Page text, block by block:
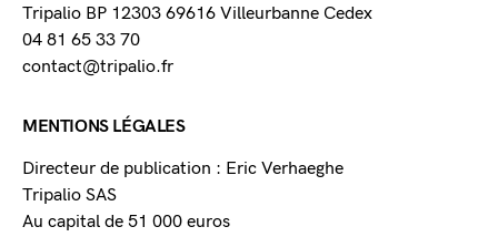
Tripalio BP 12303 69616 Villeurbanne Cedex
04 81 65 33 70
contact@tripalio.fr
MENTIONS LÉGALES
Directeur de publication : Eric Verhaeghe
Tripalio SAS
Au capital de 51 000 euros